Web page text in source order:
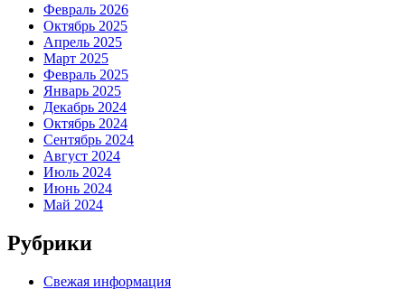
Февраль 2026
Октябрь 2025
Апрель 2025
Март 2025
Февраль 2025
Январь 2025
Декабрь 2024
Октябрь 2024
Сентябрь 2024
Август 2024
Июль 2024
Июнь 2024
Май 2024
Рубрики
Свежая информация